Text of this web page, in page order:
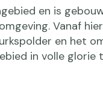
en is
Vanaf
en het
in volle glorie